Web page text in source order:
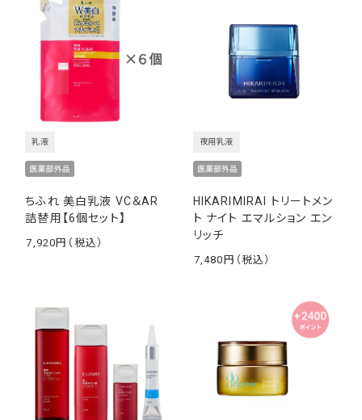
ちふれ 美白乳液 VC＆AR
詰替用【6個セット】
乳液
7,920
HIKARIMIRAI トリートメン
ト ナイト エマルション エン
リッチ
夜用乳液
7,480